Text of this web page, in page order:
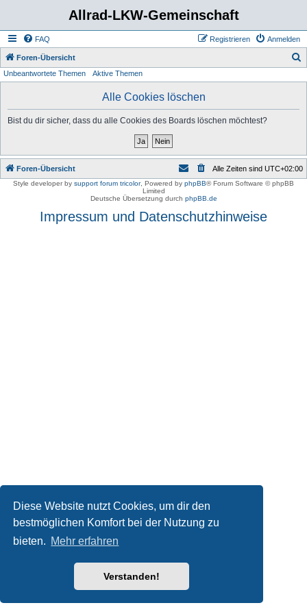
Diese Website nutzt Cookies, um dir den
bestmöglichen Komfort bei der Nutzung zu
bieten. Mehr erfahren
Verstanden!
Allrad-LKW-Gemeinschaft
FAQ Anmelden
Registrieren
Foren-Übersicht
Unbeantwortete Themen Aktive Themen
Alle Cookies löschen
Bist du dir sicher, dass du alle Cookies des Boards löschen möchtest?
Foren-Übersicht Alle Zeiten sind UTC+02:00
Style developer by support forum tricolor, Powered by phpBB® Forum Software © phpBB
Limited
Deutsche Übersetzung durch phpBB.de
Impressum und Datenschutzhinweise